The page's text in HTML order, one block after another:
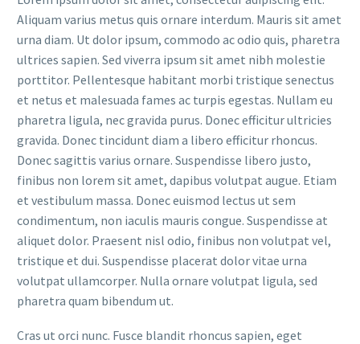
Aliquam varius metus quis ornare interdum. Mauris sit amet
urna diam. Ut dolor ipsum, commodo ac odio quis, pharetra
ultrices sapien. Sed viverra ipsum sit amet nibh molestie
porttitor. Pellentesque habitant morbi tristique senectus
et netus et malesuada fames ac turpis egestas. Nullam eu
pharetra ligula, nec gravida purus. Donec efficitur ultricies
gravida. Donec tincidunt diam a libero efficitur rhoncus.
Donec sagittis varius ornare. Suspendisse libero justo,
finibus non lorem sit amet, dapibus volutpat augue. Etiam
et vestibulum massa. Donec euismod lectus ut sem
condimentum, non iaculis mauris congue. Suspendisse at
aliquet dolor. Praesent nisl odio, finibus non volutpat vel,
tristique et dui. Suspendisse placerat dolor vitae urna
volutpat ullamcorper. Nulla ornare volutpat ligula, sed
pharetra quam bibendum ut.
Cras ut orci nunc. Fusce blandit rhoncus sapien, eget